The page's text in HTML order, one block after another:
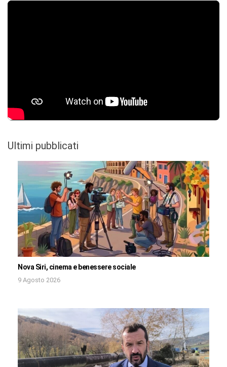
Ultimi pubblicati
Nova Siri, cinema e benessere sociale
9 Agosto 2026